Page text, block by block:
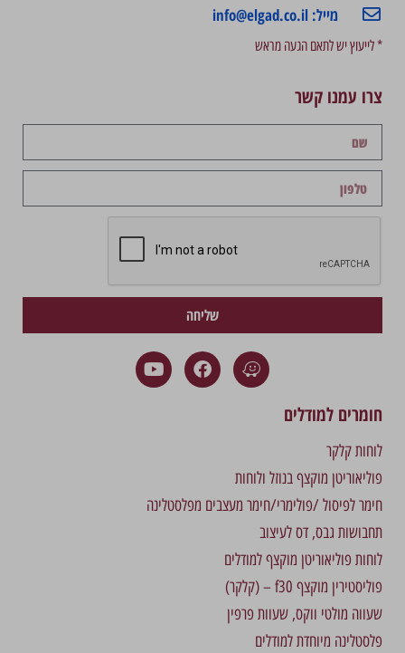
מייל: info@elgad.co.il
* לייעוץ יש לתאם הגעה מראש
צרו עמנו קשר
שליחה
חומרים למודלים
לוחות קלקר
פוליאוריטן מוקצף בנוזל ולוחות
חימר לפיסול /פולימרי/חימר מעצבים מפלסטלינה
תחבושות גבס, דס לעיצוב
לוחות פוליאוריטן מוקצף למודלים
פוליסטירין מוקצף f30 – (קלקר)
שעווה מולטי ווקס, שעוות פרפין
פלסטלינה מיוחדת למודלים